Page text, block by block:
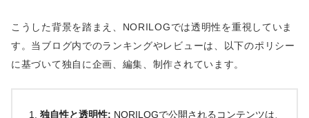
こうした背景を踏まえ、NORILOGでは透明性を重視していま
す。当ブログ内でのランキングやレビューは、以下のポリシー
に基づいて独自に企画、編集、制作されています。
独自性と透明性: NORILOGで公開されるコンテンツは、